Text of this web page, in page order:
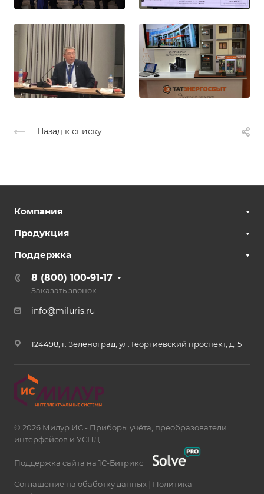
Назад к списку
Компания
Продукция
Поддержка
8 (800) 100-91-17
Заказать звонок
info@miluris.ru
124498, г. Зеленоград, ул. Георгиевский проспект, д. 5
© 2026 Милур ИС - Приборы учёта, преобразователи
интерфейсов и УСПД
Поддержка сайта на 1С-Битрикс
Соглашение на обаботку данных
Политика